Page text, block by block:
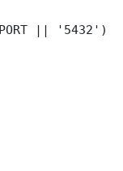
|| '5432')